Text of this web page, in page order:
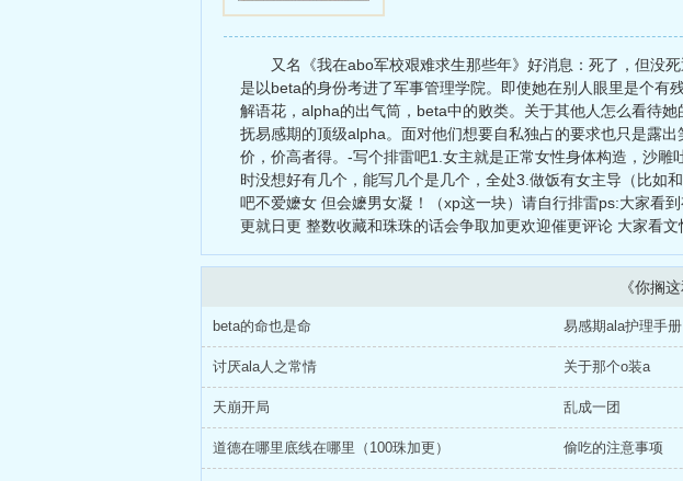
又名《我在abo军校艰难求生那些年》好消息：死了，但没
是以beta的身份考进了军事管理学院。即使她在别人眼里是个
解语花，alpha的出气筒，beta中的败类。关于其他人怎么看待
抚易感期的顶级alpha。面对他们想要自私独占的要求也只是露
价，价高者得。-写个排雷吧1.女主就是正常女性身体构造，沙
时没想好有几个，能写几个是几个，全处3.做饭有女主导（比如
吧不爱嬷女 但会嬷男女凝！（xp这一块）请自行排雷ps:大家看
更就日更 整数收藏和珠珠的话会争取加更欢迎催更评论 大家看文
《你搁
beta的命也是命 易感期ala护理手册
讨厌ala人之常情 关于那个o装a
天崩开局 乱成一团
道德在哪里底线在哪里（100珠加更） 偷吃的注意事项